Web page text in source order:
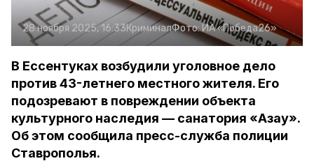
28 ноября 2025, 16:33КриминалФото:ИА «Победа26»
В Ессентуках возбудили уголовное дело
против 43-летнего местного жителя. Его
подозревают в повреждении объекта
культурного наследия — санатория «Азау».
Об этом сообщила пресс-служба полиции
Ставрополья.